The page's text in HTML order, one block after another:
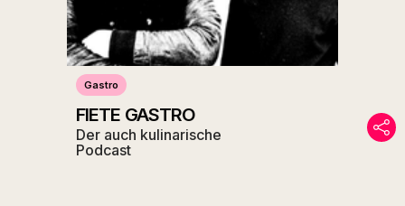
Gastro
FIETE GASTRO
Der auch kulinarische
Podcast